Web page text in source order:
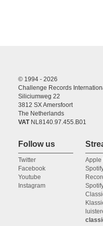
Knebel, Isabel Schicketanz
26. Jetzung kömpt die
(Johann Nauwach) Isabel
Elisabeth Starke, Alma Stolte,
Knebel, Isabel Schicketanz
(Adam Krieger) Isabel
Elisabeth Starke, Alma Stolte,
Knebel, Isabel Schicketanz
© 1994 - 2026
Challenge Records
Siliciumweg 22
3812 SX Amersfoort
The Netherlands
VATNL8140.97.455.B01
Follow us
Twitter
Facebook
Youtube
Instagram
Apple